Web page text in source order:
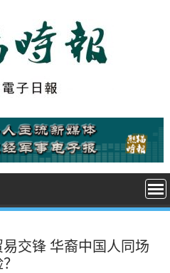
交锋 华裔中国人同场